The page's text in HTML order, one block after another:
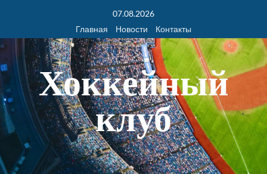
07.08.2026
Главная
Новости Контакты
Хоккейный
клуб